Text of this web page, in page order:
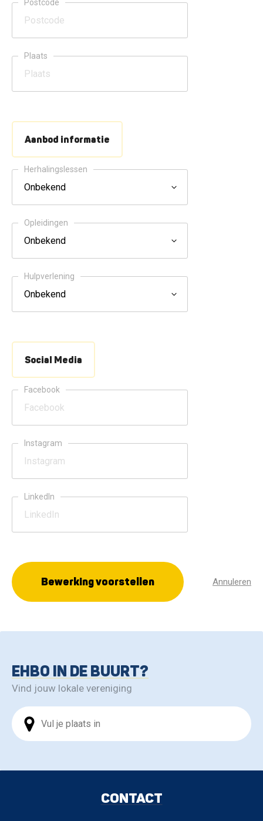
Postcode
Plaats
Aanbod informatie
Herhalingslessen
Opleidingen
Hulpverlening
Social Media
Facebook
Instagram
LinkedIn
Bewerking voorstellen Annuleren
EHBO IN DE BUURT?
Vind jouw lokale vereniging
CONTACT